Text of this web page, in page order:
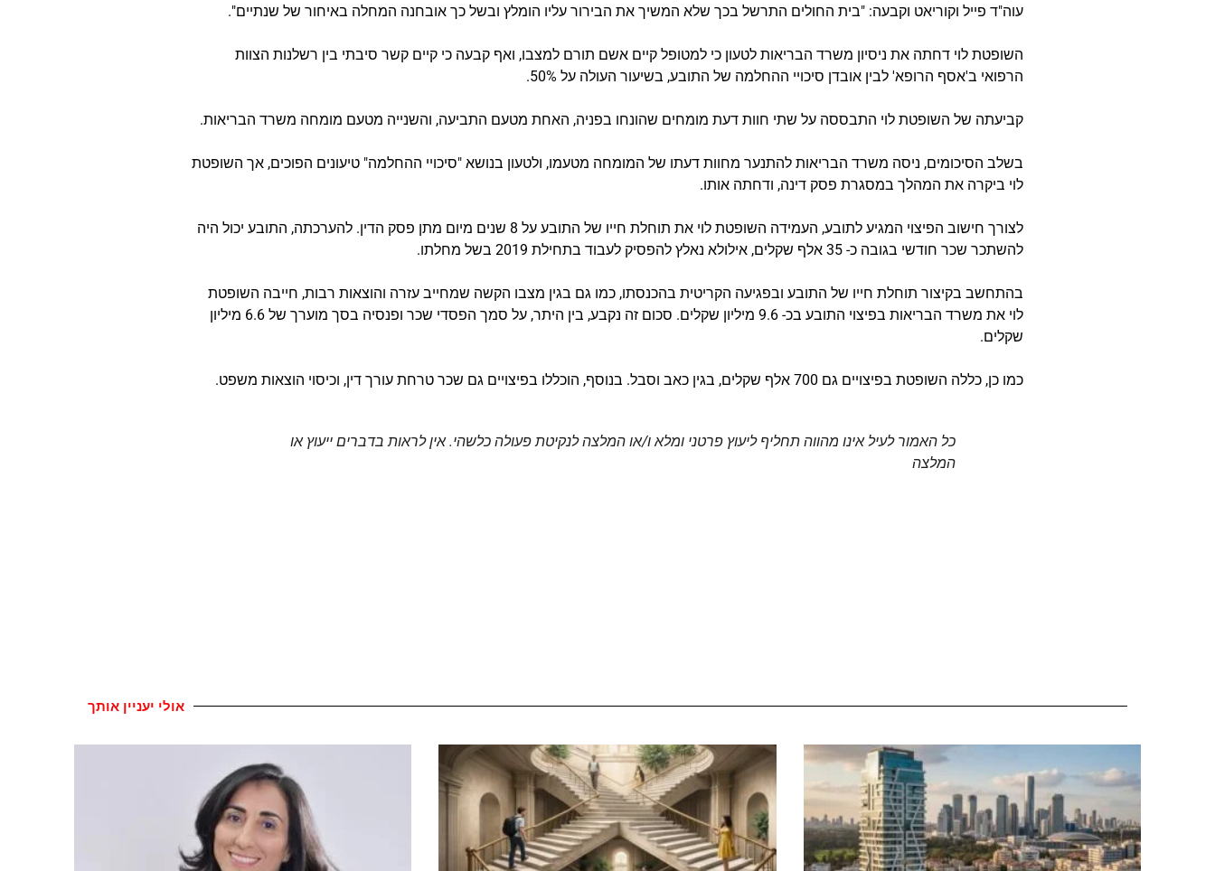
עוה"ד פייל וקוריאט וקבעה: "בית החולים התרשל בכך שלא המשיך את הבירור עליו הומלץ ובשל כך אובחנה המחלה באיחור של שנתיים".
השופטת לוי דחתה את ניסיון משרד הבריאות לטעון כי למטופל קיים אשם תורם למצבו, ואף קבעה כי קיים קשר סיבתי בין רשלנות הצוות
הרפואי ב'אסף הרופא' לבין אובדן סיכויי ההחלמה של התובע, בשיעור העולה על 50%.
קביעתה של השופטת לוי התבססה על שתי חוות דעת מומחים שהונחו בפניה, האחת מטעם התביעה, והשנייה מטעם מומחה משרד הבריאות.
בשלב הסיכומים, ניסה משרד הבריאות להתנער מחוות דעתו של המומחה מטעמו, ולטעון בנושא "סיכויי ההחלמה" טיעונים הפוכים, אך השופטת
לוי ביקרה את המהלך במסגרת פסק דינה, ודחתה אותו.
לצורך חישוב הפיצוי המגיע לתובע, העמידה השופטת לוי את תוחלת חייו של התובע על 8 שנים מיום מתן פסק הדין. להערכתה, התובע יכול היה
להשתכר שכר חודשי בגובה כ- 35 אלף שקלים, אילולא נאלץ להפסיק לעבוד בתחילת 2019 בשל מחלתו.
בהתחשב בקיצור תוחלת חייו של התובע ובפגיעה הקריטית בהכנסתו, כמו גם בגין מצבו הקשה שמחייב עזרה והוצאות רבות, חייבה השופטת
לוי את משרד הבריאות בפיצוי התובע בכ- 9.6 מיליון שקלים. סכום זה נקבע, בין היתר, על סמך הפסדי שכר ופנסיה בסך מוערך של 6.6 מיליון
שקלים.
כמו כן, כללה השופטת בפיצויים גם 700 אלף שקלים, בגין כאב וסבל. בנוסף, הוכללו בפיצויים גם שכר טרחת עורך דין, וכיסוי הוצאות משפט.
כל האמור לעיל אינו מהווה תחליף ליעוץ פרטני ומלא ו/או המלצה לנקיטת פעולה כלשהי. אין לראות בדברים ייעוץ או
המלצה
אולי יעניין אותך